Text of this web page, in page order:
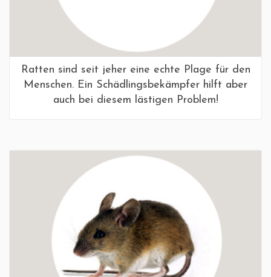
Ratten sind seit jeher eine echte Plage für den
Menschen. Ein Schädlingsbekämpfer hilft aber
auch bei diesem lästigen Problem!